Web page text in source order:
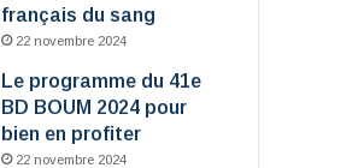
français du sang
22 novembre 2024
Le programme du 41e
BD BOUM 2024 pour
bien en profiter
22 novembre 2024